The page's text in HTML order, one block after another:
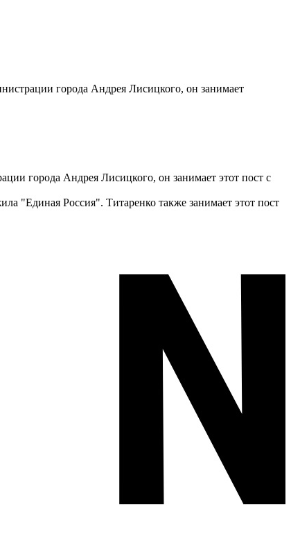
города Андрея Лисицкого, он занимает
города Андрея Лисицкого, он занимает этот пост с
"Единая Россия". Титаренко также занимает этот пост